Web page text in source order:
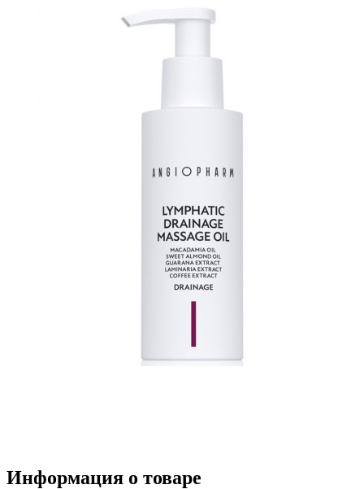
Информация о товаре